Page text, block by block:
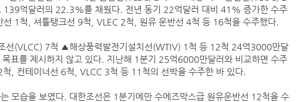
139억달러의 22.3%를 채웠다. 전년 동기 22억달러 대비 41% 증가한 수주
1척, 셔틀탱크선 9척, VLEC 2척, 원유 운반선 4척 등 16척을 수주했다.
(VLCC) 7척 ▲해상풍력발전기설치선(WTIV) 1척 등 12척 24억3000만달
표를 제시하지 않고 있다. 지난해 1분기 25억6000만달러와 비교하면 수주
, 컨테이너선 6척, VLCC 3척 등 11척의 선박을 수주한 바 있다.
모습을 보였다. 대한조선은 1분기에만 수에즈막스급 원유운반선 12척을 수